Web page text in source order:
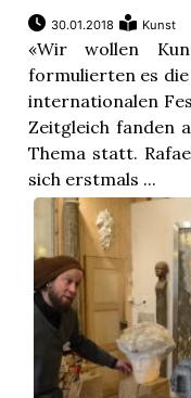
30.01.2018 Kunst
«Wir wollen
formulierten es
internationalen
Zeitgleich fanden
Thema statt.
sich erstmals ...